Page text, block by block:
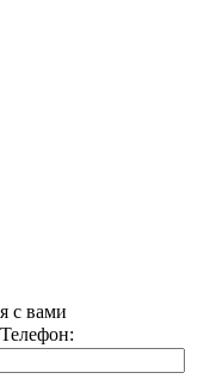
с вами
Телефон: